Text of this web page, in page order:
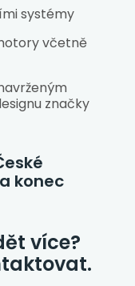
systémy
včetně
značky
konec
více?